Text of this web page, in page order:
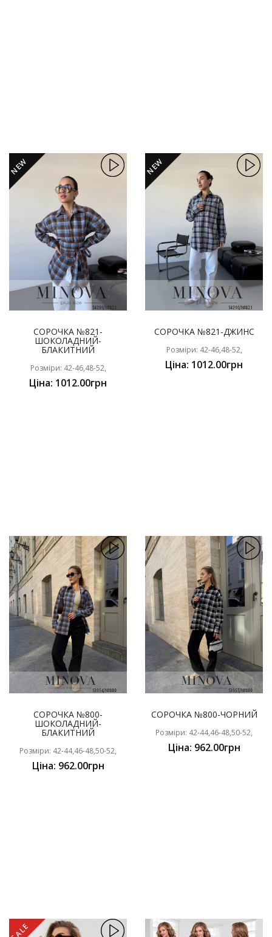
NEW
СОРОЧКА №821-
ШОКОЛАДНИЙ-
БЛАКИТНИЙ
Розміри: 42-46,48-52,
Ціна: 1012.00грн
NEW
СОРОЧКА №821-ДЖИНС
Розміри: 42-46,48-52,
Ціна: 1012.00грн
СОРОЧКА №800-
ШОКОЛАДНИЙ-
БЛАКИТНИЙ
Розміри: 42-44,46-48,50-52,
Ціна: 962.00грн
СОРОЧКА №800-ЧОРНИЙ
Розміри: 42-44,46-48,50-52,
Ціна: 962.00грн
SALE